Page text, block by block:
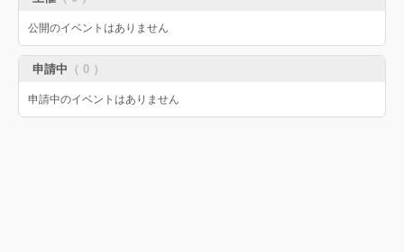
公開のイベントはありません
申請中 （ 0 ）
申請中のイベントはありません